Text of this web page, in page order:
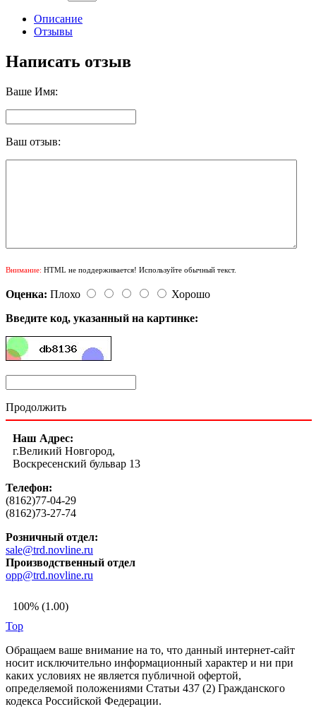
Описание
Отзывы
Написать отзыв
Ваше Имя:
Ваш отзыв:
Внимание: HTML не поддерживается! Используйте обычный текст.
Оценка: Плохо
Хорошо
Введите код, указанный на картинке:
Продолжить
Наш Адрес:
г.Великий Новгород,
Воскресенский бульвар 13
Телефон:
(8162)77-04-29
(8162)73-27-74
Розничный отдел:
sale@trd.novline.ru
Производственный отдел
opp@trd.novline.ru
100% (1.00)
Top
Обращаем ваше внимание на то, что данный интернет-сайт
носит исключительно информационный характер и ни при
каких условиях не является публичной офертой,
определяемой положениями Статьи 437 (2) Гражданского
кодекса Российской Федерации.